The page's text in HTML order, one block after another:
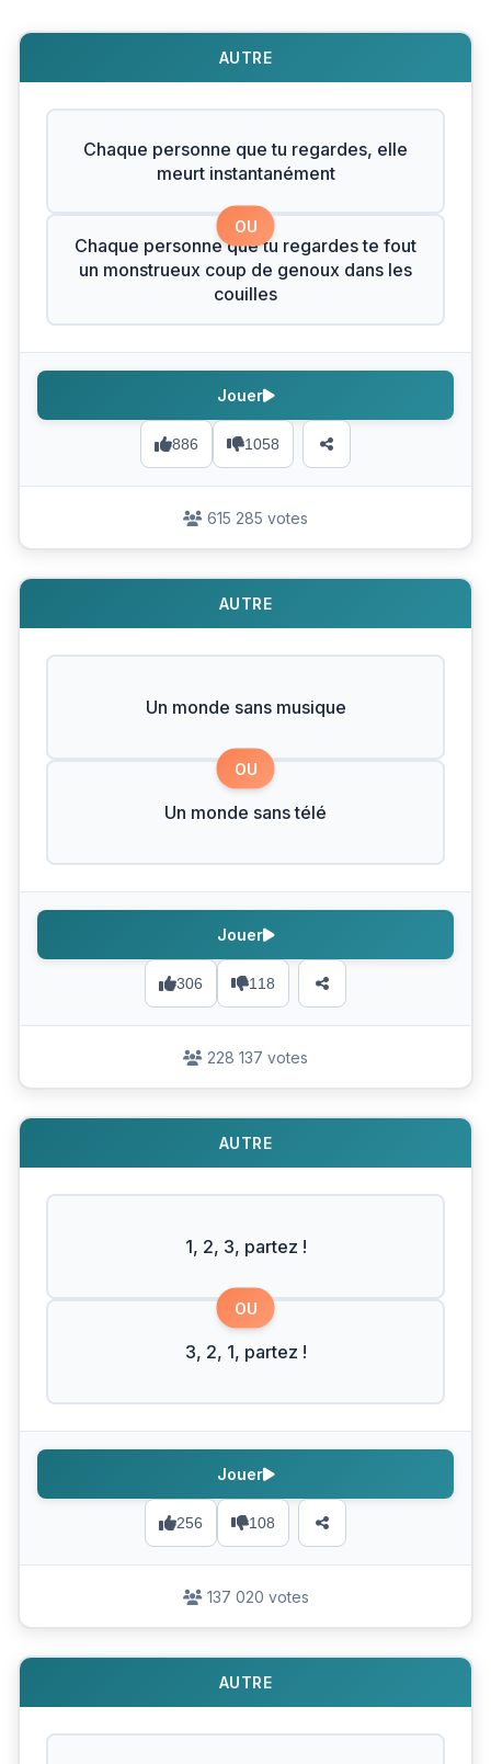
AUTRE
Chaque personne que tu regardes, elle
meurt instantanément
OU
Chaque personne que tu regardes te fout
un monstrueux coup de genoux dans les
couilles
886 1058
Jouer
615 285 votes
AUTRE
Un monde sans musique
OU
Un monde sans télé
306 118
Jouer
228 137 votes
AUTRE
1, 2, 3, partez !
OU
3, 2, 1, partez !
256 108
Jouer
137 020 votes
AUTRE